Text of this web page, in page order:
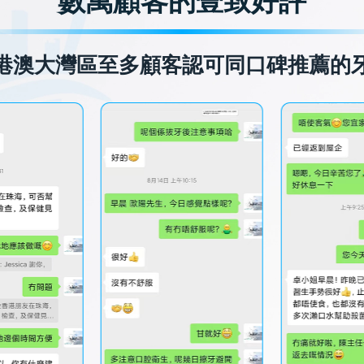
澳大灣區至多顧客認可同口碑推薦的